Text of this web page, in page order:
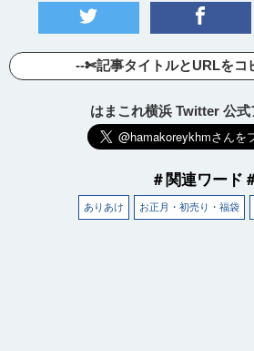
--✄記事タイトルとURLを
はまこれ横浜 Twitter 公式
＃関連ワード
ありあけ お正月・初売り・福袋